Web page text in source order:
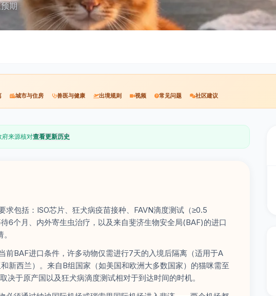
期
城市与住房 兽医与健康 出境规则 视频 常见问题 社区建议
府来源核对查看更新历史
求包括：ISO芯片、狂犬病疫苗接种、FAVN滴度测试（≥0.5
6个月、内外寄生虫治疗，以及来自斐济生物安全局(BAF)的进口
前BAF进口条件，许多动物仅需进行7天的入境后隔离（适用于A
新西兰）。来自B组国家（如美国和欧洲大多数国家）的猫咪需至
决于原产国以及狂犬病滴度测试相对于到达时间的时机。